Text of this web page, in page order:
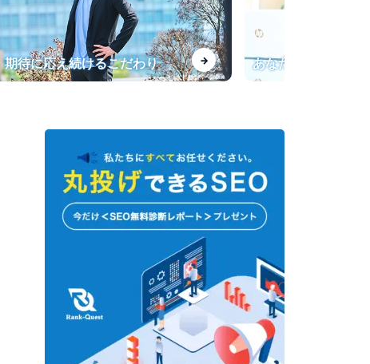
【インタビュー】一般キーワー
ドからの流入が飛躍的に増加！
指名検索が上位表示されない課
題を改善
【最強のプロライター塾】SEO
会社運営のライター育成オンラ
インサロン
期待に応え続けるこだわり → あなたの会社専用